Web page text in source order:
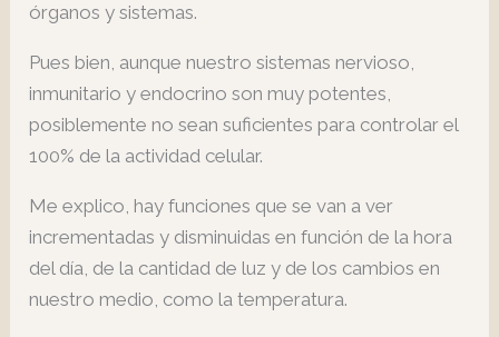
órganos y sistemas.
Pues bien, aunque nuestro sistemas nervioso,
inmunitario y endocrino son muy potentes,
posiblemente no sean suficientes para controlar el
100% de la actividad celular.
Me explico, hay funciones que se van a ver
incrementadas y disminuidas en función de la hora
del día, de la cantidad de luz y de los cambios en
nuestro medio, como la temperatura.